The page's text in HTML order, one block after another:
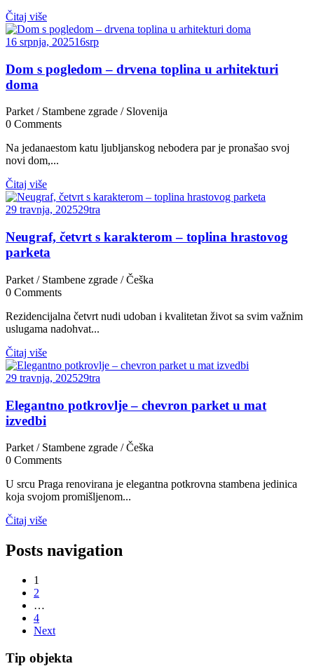
Čitaj više
16 srpnja, 202516srp
Dom s pogledom – drvena toplina u arhitekturi
doma
Parket/ Stambene zgrade / Slovenija
0 Comments
Na jedanaestom katu ljubljanskog nebodera par je pronašao svoj
novi dom,...
Čitaj više
29 travnja, 202529tra
Neugraf, četvrt s karakterom – toplina hrastovog
parketa
Parket / Stambene zgrade / Češka
0 Comments
Rezidencijalna četvrt nudi udoban i kvalitetan život sa svim važnim
uslugama nadohvat...
Čitaj više
29 travnja, 202529tra
Elegantno potkrovlje – chevron parket u mat
izvedbi
Parket / Stambene zgrade / Češka
0 Comments
U srcu Praga renovirana je elegantna potkrovna stambena jedinica
koja svojom promišljenom...
Čitaj više
Posts navigation
1
2
…
4
Next
Tip objekta